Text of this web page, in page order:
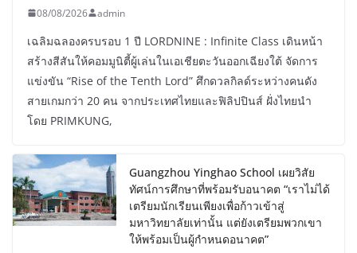
08/08/2026 admin
เฉลิมฉลองครบรอบ 1 ปี LORDNINE : Infinite Class เดินหน้า
สร้างสีสันให้คอมมูนิตี้ผู้เล่นในเอเชียตะวันออกเฉียงใต้ จัดการ
แข่งขัน “Rise of the Tenth Lord” ศึกดวลกิลด์ระหว่างคนดัง
สายเกมกว่า 20 คน จากประเทศไทยและฟิลิปปินส์ ฝั่งไทยนำ
โดย PRIMKUNG,
Guangzhou Yinghao School เผยวิสัย
ทัศน์การศึกษาที่พร้อมรับอนาคต “เราไม่ได้
เตรียมนักเรียนเพียงเพื่อก้าวเข้าสู่
มหาวิทยาลัยเท่านั้น แต่ยังเตรียมพวกเขา
ให้พร้อมเป็นผู้กำหนดอนาคต”